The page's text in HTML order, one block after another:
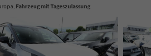
Fahrzeug mit Tageszulassung